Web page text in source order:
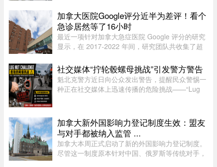
估并举行公开辩论，同时对 ...
加拿大医院Google评分近半为差评！看个
急诊居然等了16小时
最近一项针对加拿大急症医院 Google 评分的研究
显示，在 2017-2022 年间，研究团队共收集了超
深入分析。数据显示，47.9% 的评论为负面，远高
于正面（32.3%）和中立（ ...
社交媒体“拧轮毂螺母挑战”引发警方警告
魁北克警方近日向公众发出警告，提醒民众警惕一
种正在社交媒体上迅速传播的危险挑战——“Lug
的固定螺母，而这一行为 ...
加拿大新外国影响力登记制度生效：盟友
与对手都被纳入监管 ...
加拿大本周正式启动了新的外国影响力登记制度。
尽管这一制度原本针对中国、俄罗斯等传统对手，